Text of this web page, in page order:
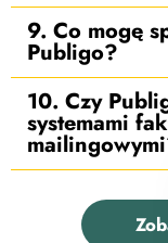
9. Co mogę
Publigo?
10. Czy
systemami